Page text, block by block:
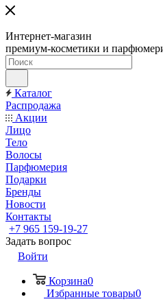
Интернет-магазин
премиум-косметики и
Каталог
Распродажа
Акции
Лицо
Тело
Волосы
Парфюмерия
Подарки
Бренды
Новости
Контакты
+7 965 159-19-27
Задать вопрос
Войти
Корзина0
Избранные товары0